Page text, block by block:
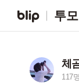
투
체
117